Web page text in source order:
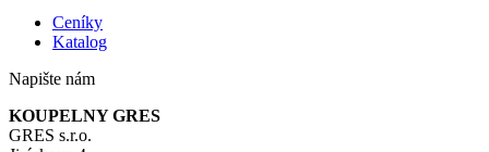
Ceníky
Katalog
Napište nám
KOUPELNY GRES
GRES s.r.o.